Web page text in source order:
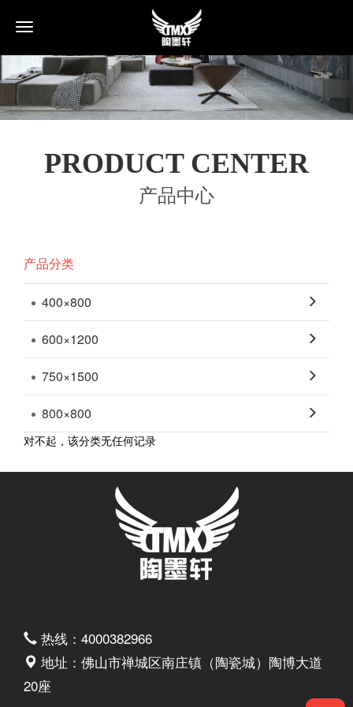
Toggle
PRODUCT CENTER
产品中心
产品分类
400×800
600×1200
750×1500
800×800
对不起，该分类无任何记录
热线：4000382966
地址：佛山市禅城区南庄镇（陶瓷城）陶博大道
20座